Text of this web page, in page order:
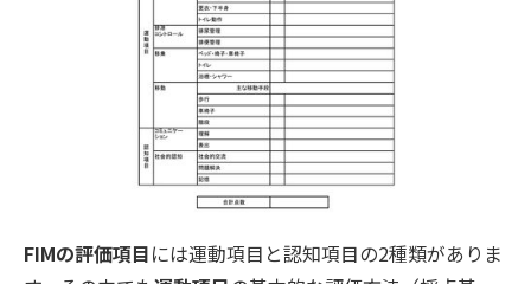
FIMの評価項目には運動項目と認知項目の2種類がありま